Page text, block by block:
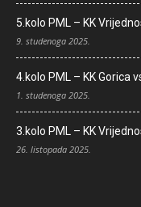
5.kolo PML – KK
9. studenoga 2025.
4.kolo PML – KK Gorica
1. studenoga 2025.
3.kolo PML – KK
26. listopada 2025.